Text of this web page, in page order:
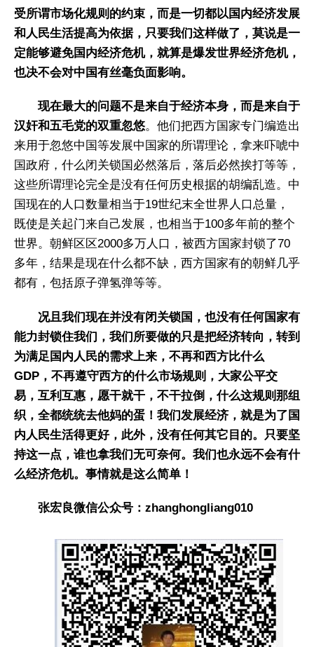
受所谓市场化规则的约束，而是一切都以国内经济发展
和人民生活提高为依据，只要我们这样做了，莫说是一
定能够避免国内经济危机，就算是爆发世界经济危机，
也决不会对中国有丝毫负面影响。
现在最大的问题不是来自于经济本身，而是来自于
汉奸和五毛党的双重忽悠。他们把西方国家专门编造出
来用于忽悠中国等发展中国家的所谓理论，拿来吓唬中
国政府，什么闭关锁国必然落后，落后必然挨打等等，
这些所谓理论完全是没有任何历史根据的胡编乱造。中
国现在的人口数量相当于19世纪末全世界人口总量，
既使是关起门来自己发展，也相当于100多年前的整个
世界。朝鲜区区2000多万人口，被西方国家封锁了70
多年，结果是现在什么都不缺，西方国家有的朝鲜几乎
都有，包括原子弹氢弹等等。
况且我们现在并没有闭关锁国，也没有任何国家有
能力封锁住我们，我们所要做的只是把经济转向，转到
为满足国内人民的需求上来，不再和西方比什么
GDP，不再遵守西方的什么市场规则，大家公平交
易，互利互惠，愿干就干，不干拉倒，什么这规则那组
织，全都统统去他妈的蛋！我们发展经济，就是为了国
内人民生活得更好，此外，没有任何其它目的。只要坚
持这一点，谁也拿我们无可奈何。我们也永远不会有什
么经济危机。事情就是这么简单！
张宏良微信公众号：zhanghongliang010